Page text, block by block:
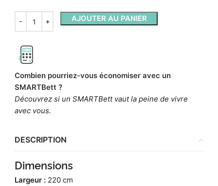
AJOUTER AU PANIER
Combien pourriez-vous économiser avec un
SMARTBett ?
Découvrez si un SMARTBett vaut la peine de vivre
avec vous.
DESCRIPTION
Dimensions
Largeur : 220 cm